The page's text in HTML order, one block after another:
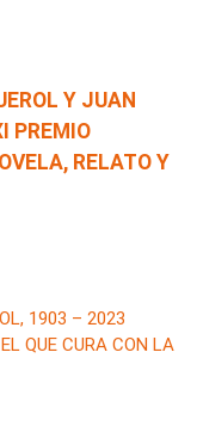
Y JUAN
PREMIO
RELATO Y
1903 – 2023
QUE CURA CON LA